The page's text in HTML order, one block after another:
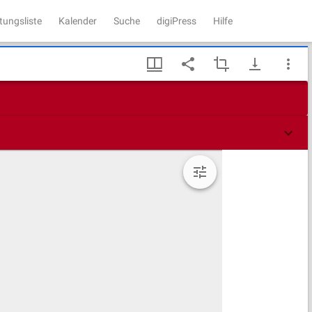
Kalender Suche digiPress Hilfe